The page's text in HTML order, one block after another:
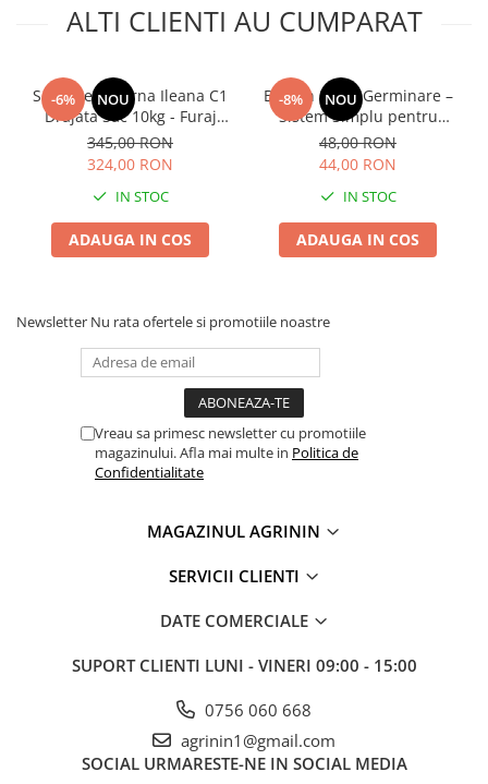
Lichidare STOC
Produse Bricolaj
Acumulatori si Incarcatoare
Baros / Ciocan / Topor
Cantare
Cleste
Colier / Faseta
Consumabile motofierastrau
Demarouri drujba
Discuri motocoasa
Fierastraie manuale
Fire motocoasa
Hranitoare/ Adapatoare
ALTI CLIENTI AU CUMPARAT
-6% NOU
Seminte Lucerna Ileana C1
Drajata Sac 10kg - Furaj
Premium de Inalta
Productivitate
345,00 RON
324,00 RON
IN STOC
ADAUGA IN COS
-8% NOU
Borcan Sticla Germinare –
Sistem Simplu pentru
Muguri si Microgreens
Acasa
48,00 RON
44,00 RON
IN STOC
ADAUGA IN COS
Newsletter Nu rata ofertele si promotiile noastre
Vreau sa primesc newsletter cu promotiile
magazinului. Afla mai multe in Politica de
Confidentialitate
MAGAZINUL AGRININ
SERVICII CLIENTI
DATE COMERCIALE
SUPORT CLIENTI LUNI - VINERI 09:00 - 15:00
0756 060 668
agrinin1@gmail.com
SOCIAL URMARESTE-NE IN SOCIAL MEDIA